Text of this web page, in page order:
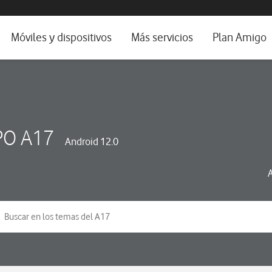
e idioma
Móviles y dispositivos Más servicios Plan Amigo
A17 Android 12.0